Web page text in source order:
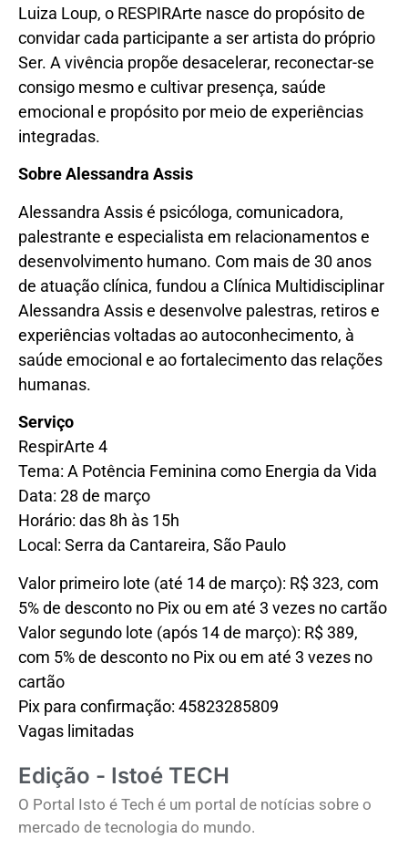
Luiza Loup, o RESPIRArte nasce do propósito de
convidar cada participante a ser artista do próprio
Ser. A vivência propõe desacelerar, reconectar-se
consigo mesmo e cultivar presença, saúde
emocional e propósito por meio de experiências
integradas.
Sobre Alessandra Assis
Alessandra Assis é psicóloga, comunicadora,
palestrante e especialista em relacionamentos e
desenvolvimento humano. Com mais de 30 anos
de atuação clínica, fundou a Clínica Multidisciplinar
Alessandra Assis e desenvolve palestras, retiros e
experiências voltadas ao autoconhecimento, à
saúde emocional e ao fortalecimento das relações
humanas.
Serviço
RespirArte 4
Tema: A Potência Feminina como Energia da Vida
Data: 28 de março
Horário: das 8h às 15h
Local: Serra da Cantareira, São Paulo
Valor primeiro lote (até 14 de março): R$ 323, com
5% de desconto no Pix ou em até 3 vezes no cartão
Valor segundo lote (após 14 de março): R$ 389,
com 5% de desconto no Pix ou em até 3 vezes no
cartão
Pix para confirmação: 45823285809
Vagas limitadas
Edição - Istoé TECH
O Portal Isto é Tech é um portal de notícias sobre o
mercado de tecnologia do mundo.